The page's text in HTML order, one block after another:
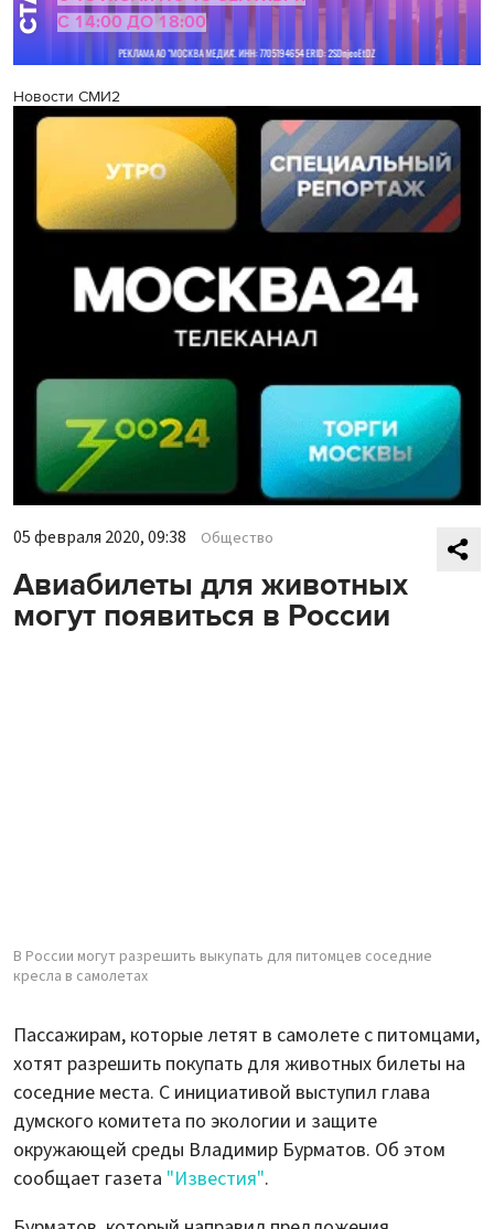
Новости СМИ2
05 февраля 2020, 09:38 Общество
Авиабилеты для животных
могут появиться в России
В России могут разрешить выкупать для питомцев соседние
кресла в самолетах
Пассажирам, которые летят в самолете с питомцами,
хотят разрешить покупать для животных билеты на
соседние места. С инициативой выступил глава
думского комитета по экологии и защите
окружающей среды Владимир Бурматов. Об этом
сообщает газета "Известия".